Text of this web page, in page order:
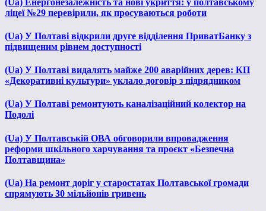
ліцеї №29 перевірили, як просуваються роботи
(Ua) У Полтаві відкрили друге відділення ПриватБанку з
підвищеним рівнем доступності
(Ua) У Полтаві видалять майже 200 аварійних дерев: КП
«Декоративні культури» уклало договір з підрядником
(Ua) У Полтаві ремонтують каналізаційний колектор на
Подолі
(Ua) У Полтавській ОВА обговорили впровадження
реформи шкільного харчування та проєкт «Безпечна
Полтавщина»
(Ua) На ремонт доріг у старостатах Полтавської громади
спрямують 30 мільйонів гривень